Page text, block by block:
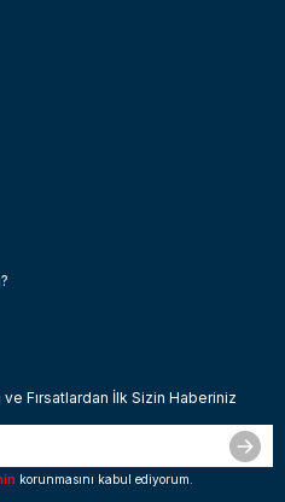
Fırsatlardan İlk Sizin Haberiniz
korunmasını kabul ediyorum.